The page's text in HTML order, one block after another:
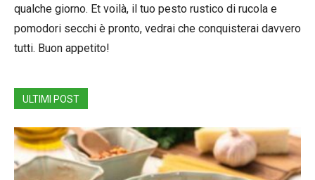
qualche giorno. Et voilà, il tuo pesto rustico di rucola e
pomodori secchi è pronto, vedrai che conquisterai davvero
tutti. Buon appetito!
ULTIMI POST